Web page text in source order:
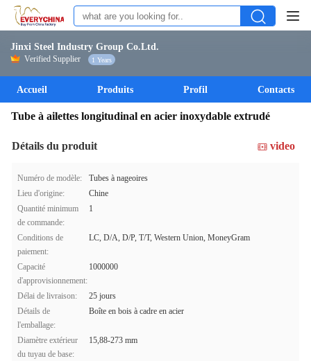
Jinxi Steel Industry Group Co.Ltd.
Verified Supplier 1 Years
Accueil Produits Profil Contacts
Tube à ailettes longitudinal en acier inoxydable extrudé
Détails du produit video
Numéro de modèle:
Tubes à nageoires
Lieu d'origine:
Chine
Quantité minimum
de commande:
1
Conditions de
paiement:
LC, D/A, D/P, T/T, Western Union, MoneyGram
Capacité
d'approvisionnement:
1000000
Délai de livraison:
25 jours
Détails de
l'emballage:
Boîte en bois à cadre en acier
Diamètre extérieur
du tuyau de base:
15,88-273 mm